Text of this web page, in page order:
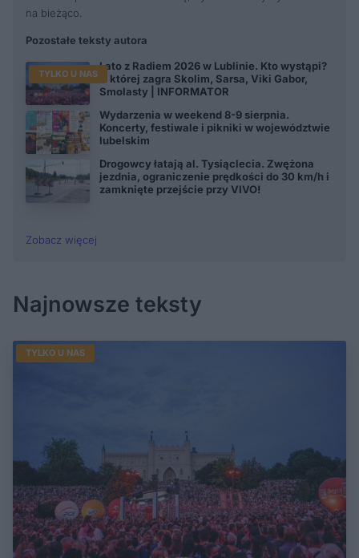
na bieżąco.
Pozostałe teksty autora
TYLKO U NAS
Lato z Radiem 2026 w Lublinie. Kto wystąpi?
O której zagra Skolim, Sarsa, Viki Gabor,
Smolasty | INFORMATOR
Wydarzenia w weekend 8-9 sierpnia.
Koncerty, festiwale i pikniki w województwie
lubelskim
Drogowcy łatają al. Tysiąclecia. Zwężona
jezdnia, ograniczenie prędkości do 30 km/h i
zamknięte przejście przy VIVO!
Zobacz więcej
Najnowsze teksty
TYLKO U NAS